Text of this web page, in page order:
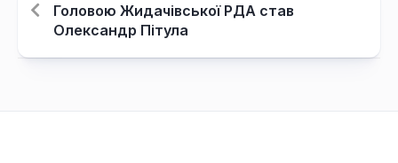
Головою Жидачівської РДА став
Олександр Пітула